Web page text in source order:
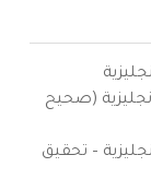
(صحيح
– تحقيق